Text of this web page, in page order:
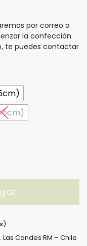
por correo o
la confección.
te puedes contactar
Condes RM – Chile